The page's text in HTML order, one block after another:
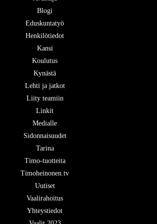
Blogi
Eduskuntatyö
Henkilötiedot
Kansi
Koulutus
Kynästä
Lehti ja jatkot
Liity teamiin
Linkit
Medialle
Sidonnaisuudet
Tarina
Timo-tuotteita
Timoheinonen.tv
Uutiset
Vaalirahoitus
Yhteystiedot